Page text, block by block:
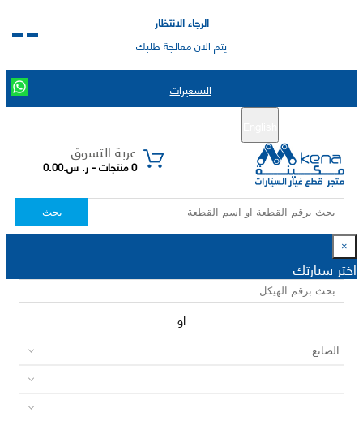
الرجاء الانتظار
يتم الان معالجة طلبك
التسعيرات
عربة التسوق
0 منتجات - ر. س.0.00
بحث
×
اختر سيارتك
او